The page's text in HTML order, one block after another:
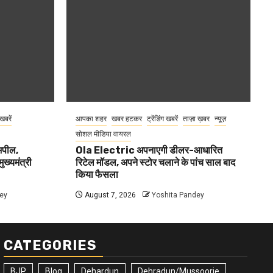
आपका शहर खबर हटकर ट्रेंडिंग खबरें ताज़ा ख़बर
न्यूज़
सोशल मीडिया वायरल
Ola Electric अपनाएगी डीलर-आधारित
रिटेल मॉडल, अपने स्टोर चलाने के पांच साल बाद
किया फैसला
August 7, 2026 Yoshita Pandey
CATEGORIES